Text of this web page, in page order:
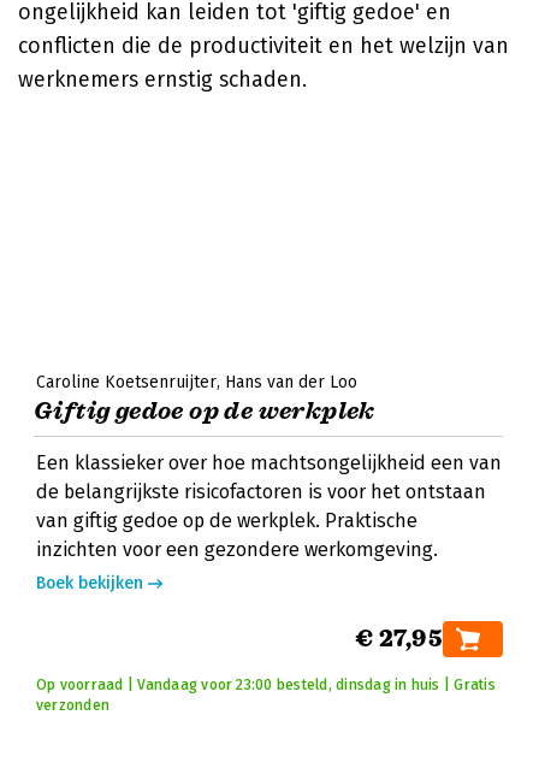
ongelijkheid kan leiden tot 'giftig gedoe' en
conflicten die de productiviteit en het welzijn van
werknemers ernstig schaden.
Caroline Koetsenruijter Hans van der Loo
Giftig gedoe op de werkplek
Een klassieker over hoe machtsongelijkheid een van
de belangrijkste risicofactoren is voor het ontstaan
van giftig gedoe op de werkplek. Praktische
inzichten voor een gezondere werkomgeving.
Boek bekijken
€ 27,95
Op voorraad | Vandaag voor 23:00 besteld, dinsdag in huis | Gratis
verzonden